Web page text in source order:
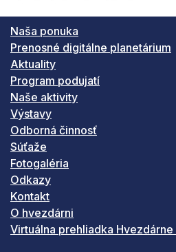
Naša ponuka
Prenosné digitálne planetárium
Aktuality
Program podujatí
Naše aktivity
Výstavy
Odborná činnosť
Súťaže
Fotogaléria
Odkazy
Kontakt
O hvezdárni
Virtuálna prehliadka